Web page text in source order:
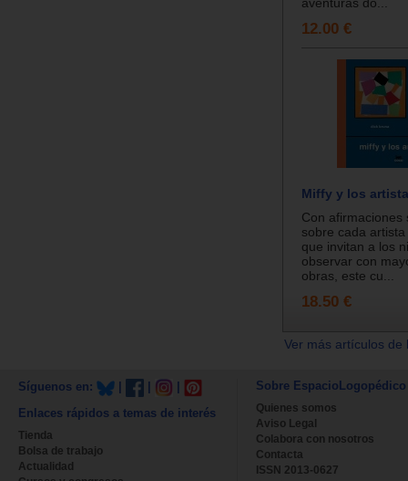
aventuras do...
12.00 €
Miffy y los
Con afirmaciones
sobre cada
que invitan a los
observar con
obras, este cu...
18.50 €
Ver más artículos
Síguenos en:
Enlaces rápidos a temas de interés
Tienda
Bolsa de trabajo
Actualidad
Sobre EspacioLogopédico
Quienes somos
Aviso Legal
Colabora con nosotros
Contacta
ISSN 2013-0627